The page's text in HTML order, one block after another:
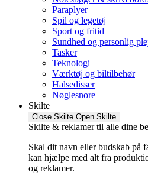
Paraplyer
Spil og legetøj
Sport og fritid
Sundhed og personlig
Tasker
Teknologi
Værktøj og biltilbehør
Halsedisser
Nøglesnore
Skilte
Close Skilte Open Skilte
Skilte & reklamer til alle dine
Skal dit navn eller budskab på
kan hjælpe med alt fra
og reklamer.